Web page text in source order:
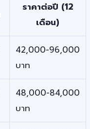
ราคาต่อปี (12
เดือน)
42,000-96,000
บาท
48,000-84,000
บาท